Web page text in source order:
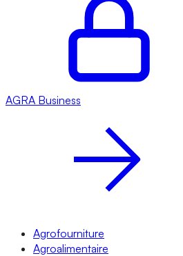
AGRA Business
Agrofourniture
Agroalimentaire